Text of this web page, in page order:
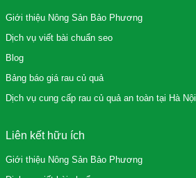
Giới thiệu Nông Sản Bảo Phương
Dịch vụ viết bài chuẩn seo
Blog
Bảng báo giá rau củ quả
Dịch vụ cung cấp rau củ quả an toàn tại Hà Nội
Liên kết hữu ích
Giới thiệu Nông Sản Bảo Phương